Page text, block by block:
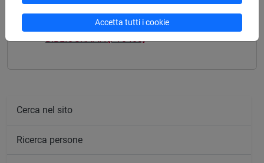
BIBLIOGRAFIA [FT0403]
Cerca nel sito
Ricerca persone
Accetta tutti i cookie